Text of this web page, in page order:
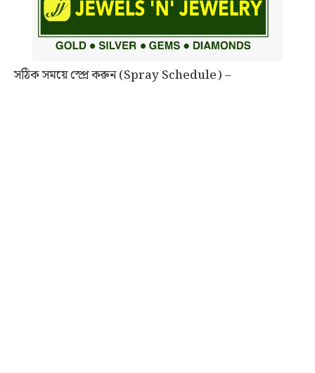
সঠিক সময়ে স্প্রে করুন (Spray Schedule) –